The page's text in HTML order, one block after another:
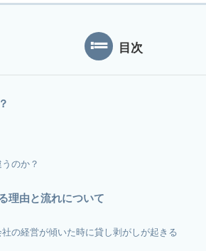
目次
のか？
理由と流れについて
の経営が傾いた時に貸し剥がしが起きる